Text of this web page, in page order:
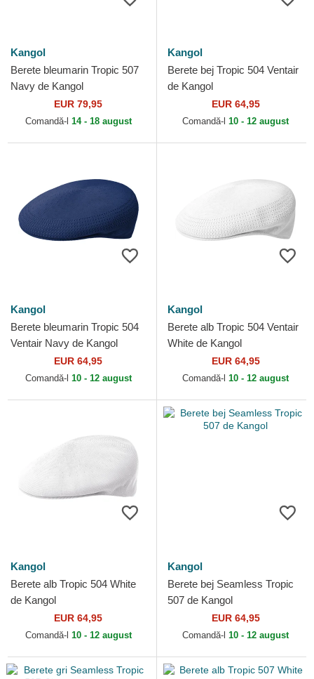
Kangol
Berete bleumarin Tropic 507
Navy de Kangol
EUR 79,95
Comandă-l 14 - 18 august
Kangol
Berete bej Tropic 504 Ventair
de Kangol
EUR 64,95
Comandă-l 10 - 12 august
Kangol
Berete bleumarin Tropic 504
Ventair Navy de Kangol
EUR 64,95
Comandă-l 10 - 12 august
Kangol
Berete alb Tropic 504 Ventair
White de Kangol
EUR 64,95
Comandă-l 10 - 12 august
Kangol
Berete alb Tropic 504 White
de Kangol
EUR 64,95
Comandă-l 10 - 12 august
Kangol
Berete bej Seamless Tropic
507 de Kangol
EUR 64,95
Comandă-l 10 - 12 august